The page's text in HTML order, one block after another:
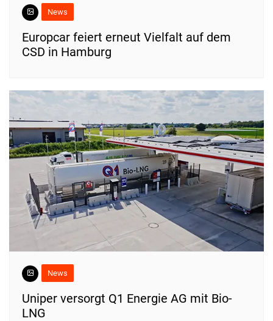
News
Europcar feiert erneut Vielfalt auf dem
CSD in Hamburg
News
Uniper versorgt Q1 Energie AG mit Bio-
LNG